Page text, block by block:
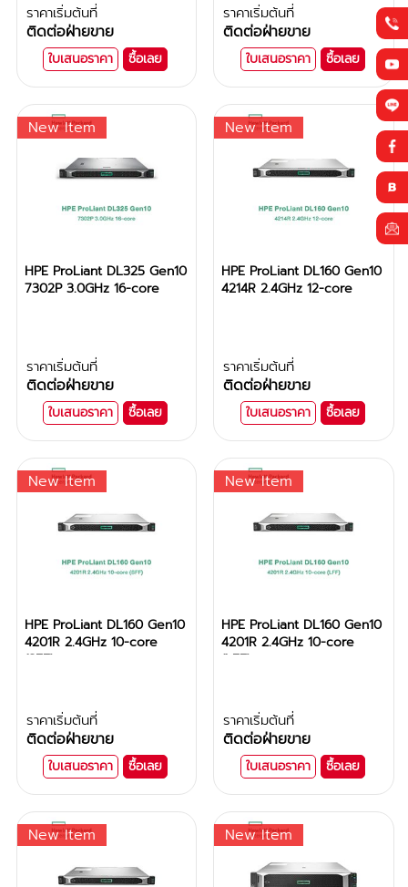
ราคาเริ่มต้นที่
ติดต่อฝ่ายขาย
ใบเสนอราคา ซื้อเลย
ราคาเริ่มต้นที่
ติดต่อฝ่ายขาย
ใบเสนอราคา ซื้อเลย
New Item
HPE ProLiant DL325 Gen10
7302P 3.0GHz 16-core
ราคาเริ่มต้นที่
ติดต่อฝ่ายขาย
ใบเสนอราคา ซื้อเลย
New Item
HPE ProLiant DL160 Gen10
4214R 2.4GHz 12-core
ราคาเริ่มต้นที่
ติดต่อฝ่ายขาย
ใบเสนอราคา ซื้อเลย
New Item
HPE ProLiant DL160 Gen10
4201R 2.4GHz 10-core
(SFF)
ราคาเริ่มต้นที่
ติดต่อฝ่ายขาย
ใบเสนอราคา ซื้อเลย
New Item
HPE ProLiant DL160 Gen10
4201R 2.4GHz 10-core
(LFF)
ราคาเริ่มต้นที่
ติดต่อฝ่ายขาย
ใบเสนอราคา ซื้อเลย
New Item New Item